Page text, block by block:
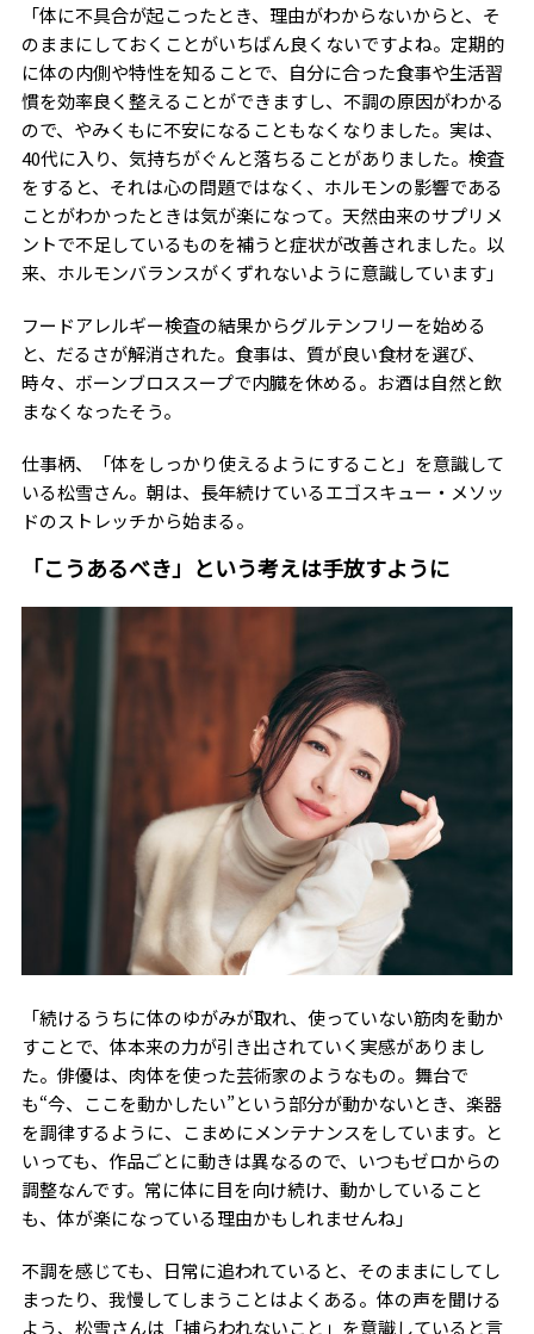
「体に不具合が起こったとき、理由がわからないからと、そ
のままにしておくことがいちばん良くないですよね。定期的
に体の内側や特性を知ることで、自分に合った食事や生活習
慣を効率良く整えることができますし、不調の原因がわかる
ので、やみくもに不安になることもなくなりました。実は、
40代に入り、気持ちがぐんと落ちることがありました。検査
をすると、それは心の問題ではなく、ホルモンの影響である
ことがわかったときは気が楽になって。天然由来のサプリメ
ントで不足しているものを補うと症状が改善されました。以
来、ホルモンバランスがくずれないように意識しています」
フードアレルギー検査の結果からグルテンフリーを始める
と、だるさが解消された。食事は、質が良い食材を選び、
時々、ボーンブロススープで内臓を休める。お酒は自然と飲
まなくなったそう。
仕事柄、「体をしっかり使えるようにすること」を意識して
いる松雪さん。朝は、長年続けているエゴスキュー・メソッ
ドのストレッチから始まる。
「こうあるべき」という考えは手放すように
「続けるうちに体のゆがみが取れ、使っていない筋肉を動か
すことで、体本来の力が引き出されていく実感がありまし
た。俳優は、肉体を使った芸術家のようなもの。舞台で
も“今、ここを動かしたい”という部分が動かないとき、楽器
を調律するように、こまめにメンテナンスをしています。と
いっても、作品ごとに動きは異なるので、いつもゼロからの
調整なんです。常に体に目を向け続け、動かしていること
も、体が楽になっている理由かもしれませんね」
不調を感じても、日常に追われていると、そのままにしてし
まったり、我慢してしまうことはよくある。体の声を聞ける
よう、松雪さんは「捕らわれないこと」を意識していると言